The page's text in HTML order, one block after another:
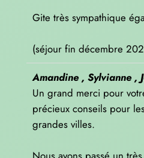
Gite très sympathique
(séjour fin décembre
Amandine , Sylvianne ,
Un grand merci pour
précieux conseils pour
grandes villes.